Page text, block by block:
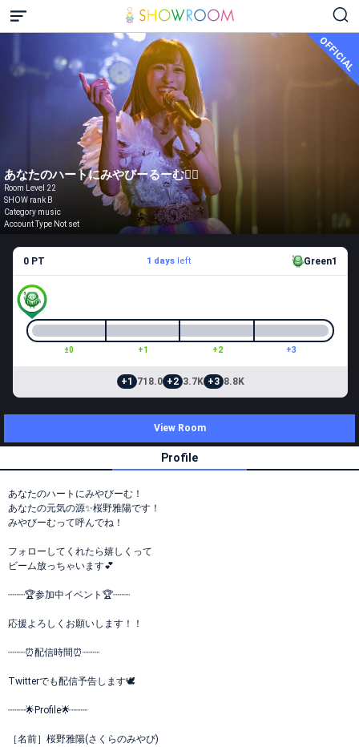
OFFICIAL
あなたのハートにみやびーるーむ🧚‍♀️
Room Level 22
SHOW rank B
Category music
Account Type Not set
0 PT 1 daysleft Green1
±0 +1 +2 +3
+1 718.0 +2 3.7K +3 8.8K
View Room
Profile
あなたのハートにみやびーむ！
あなたの元気の源✨桜野雅陽です！
みやびーむって呼んでね！
フォローしてくれたら嬉しくって
ビーム放っちゃいます💕
┈┈┈🏆参加中イベント🏆┈┈┈
応援よろしくお願いします！！
┈┈┈⏰配信時間⏰┈┈┈
Twitterでも配信予告します🕊
┈┈┈🌟Profile🌟┈┈┈
［名前］桜野雅陽(さくらのみやび)